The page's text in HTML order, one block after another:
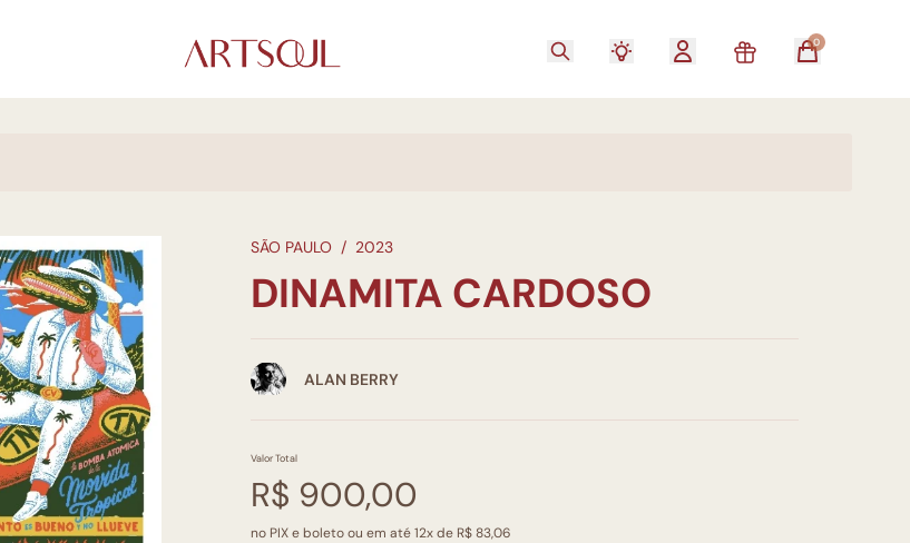
0
SÃO PAULO / 2023
DINAMITA CARDOSO
ALAN BERRY
Valor Total
R$ 900,00
no PIX e boleto ou em até 12x de R$ 83,06